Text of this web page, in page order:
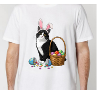
alese
pagina